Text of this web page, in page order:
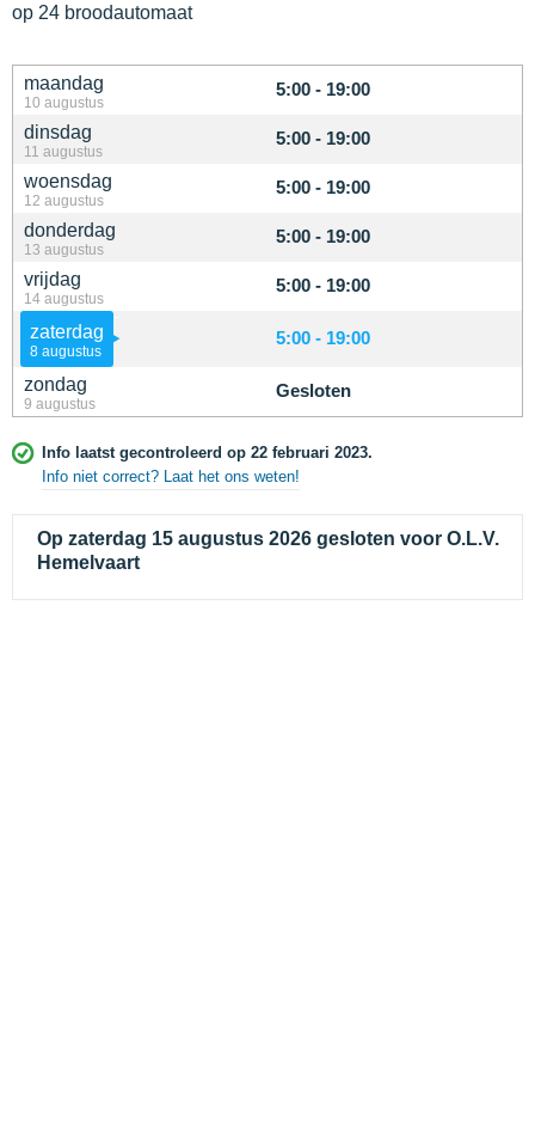
maandag
10 augustus
5:00 - 19:00
dinsdag
11 augustus
5:00 - 19:00
woensdag
12 augustus
5:00 - 19:00
donderdag
13 augustus
5:00 - 19:00
vrijdag
14 augustus
5:00 - 19:00
zaterdag
8 augustus
5:00 - 19:00
zondag
9 augustus
Gesloten
Info laatst gecontroleerd op 22 februari 2023.
Info niet correct? Laat het ons weten!
Op zaterdag 15 augustus 2026 gesloten voor O.L.V.
Hemelvaart
op 24 broodautomaat